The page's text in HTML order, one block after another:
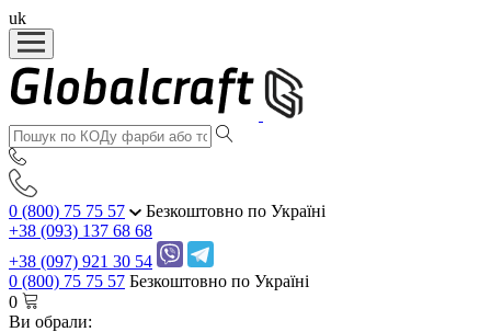
uk
0 (800) 75 75 57
Безкоштовно по Україні
+38 (093) 137 68 68
+38 (097) 921 30 54
0 (800) 75 75 57 Безкоштовно по Україні
0
Ви обрали: